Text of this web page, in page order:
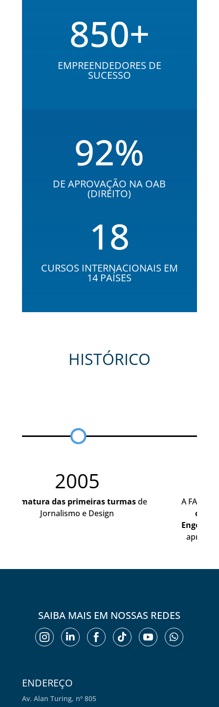
850+
EMPREENDEDORES DE
SUCESSO
92%
DE APROVAÇÃO NA OAB
(DIREITO)
18
CURSOS INTERNACIONAIS EM
14 PAÍSES
HISTÓRICO
primeiras turmasde
e Design
A FACAMP implementa o
curso na área de
Engenharia de Produção.
aprovação dos alunos
SAIBA MAIS EM NOSSAS REDES
     
ENDEREÇO
Av. Alan Turing, nº 805